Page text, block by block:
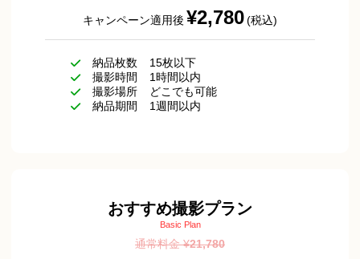
キャンペーン適用後 ¥2,780(税込)
納品枚数
15枚以下
撮影時間
1時間以内
撮影場所
どこでも可能
納品期間
1週間以内
おすすめ撮影プラン
Basic Plan
通常料金 ¥21,780